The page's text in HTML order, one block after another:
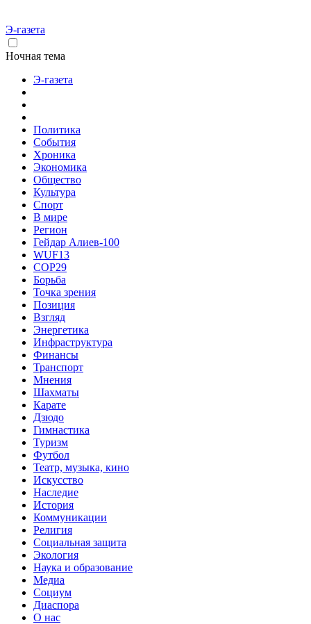
Э-газета
Ночная тема
Э-газета
Политика
События
Хроника
Экономика
Общество
Культура
Спорт
В мире
Регион
Гейдар Алиев-100
WUF13
COP29
Борьба
Точка зрения
Позиция
Взгляд
Энергетика
Инфраструктура
Финансы
Транспорт
Мнения
Шахматы
Карате
Дзюдо
Гимнастика
Туризм
Футбол
Театр, музыка, кино
Искусство
Наследие
История
Коммуникации
Религия
Социальная защита
Экология
Наука и образование
Медиа
Социум
Диаспора
О нас